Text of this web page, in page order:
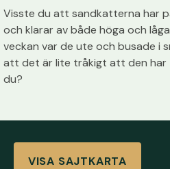
Visste du att sandkatterna har
och klarar av både höga och
veckan var de ute och busade i
att det är lite tråkigt att den har
du?
VISA SAJTKARTA